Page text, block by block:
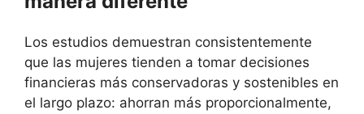
Los estudios demuestran consistentemente
que las mujeres tienden a tomar decisiones
financieras más conservadoras y sostenibles en
el largo plazo: ahorran más proporcionalmente,